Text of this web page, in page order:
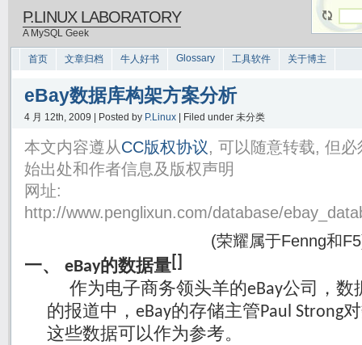
P.LINUX LABORATORY
A MySQL Geek
首页 文章归档 牛人好书 Glossary 工具软件 关于博主
eBay数据库构架方案分析
4 月 12th, 2009 | Posted by P.Linux | Filed under 未分类
本文内容遵从CC版权协议, 可以随意转载, 但
始出处和作者信息及版权声明
网址:
http://www.penglixun.com/database/
(荣耀属于Fenng和
一、 eBay的数据量
作为电子商务领头羊的eBay公司，数
的报道中， eBay的存储主管Paul Strong
这些数据可以作为参考。